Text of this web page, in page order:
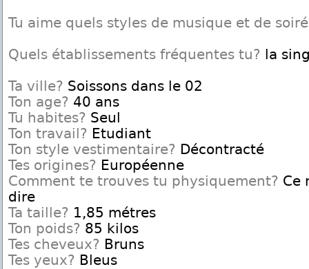
Tu aime quels styles de musique et de
Quels établissements fréquentes tu? la
Ta ville? Soissons dans le 02
Ton age? 40 ans
Tu habites? Seul
Ton travail? Etudiant
Ton style vestimentaire? Décontracté
Tes origines? Européenne
Comment te trouves tu physiquement? Ce
dire
Ta taille? 1,85 métres
Ton poids? 85 kilos
Tes cheveux? Bruns
Tes yeux? Bleus